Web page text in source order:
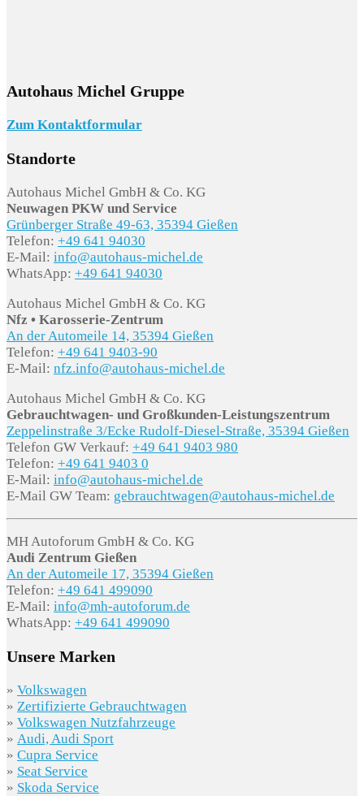
Autohaus Michel Gruppe
Zum Kontaktformular
Standorte
Autohaus Michel GmbH & Co. KG
Neuwagen PKW und Service
Grünberger Straße 49-63, 35394 Gießen
Telefon: +49 641 94030
E-Mail: info@autohaus-michel.de
WhatsApp: +49 641 94030
Autohaus Michel GmbH & Co. KG
Nfz • Karosserie-Zentrum
An der Automeile 14, 35394 Gießen
Telefon: +49 641 9403-90
E-Mail: nfz.info@autohaus-michel.de
Autohaus Michel GmbH & Co. KG
Gebrauchtwagen- und Großkunden-Leistungszentrum
Zeppelinstraße 3/Ecke Rudolf-Diesel-Straße, 35394 Gießen
Telefon GW Verkauf: +49 641 9403 980
Telefon: +49 641 9403 0
E-Mail: info@autohaus-michel.de
E-Mail GW Team: gebrauchtwagen@autohaus-michel.de
MH Autoforum GmbH & Co. KG
Audi Zentrum Gießen
An der Automeile 17, 35394 Gießen
Telefon: +49 641 499090
E-Mail: info@mh-autoforum.de
WhatsApp: +49 641 499090
Unsere Marken
» Volkswagen
» Zertifizierte Gebrauchtwagen
» Volkswagen Nutzfahrzeuge
» Audi, Audi Sport
» Cupra Service
» Seat Service
» Skoda Service